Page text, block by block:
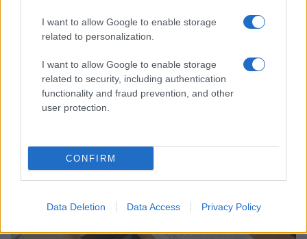
I want to allow Google to enable storage
related to personalization.
I want to allow Google to enable storage
related to security, including authentication
functionality and fraud prevention, and other
user protection.
CONFIRM
Data Deletion Data Access Privacy Policy
Amazon Prime Day 2026: sconti su tech,
elettrodomestici e molto altro
ELETTRONICA